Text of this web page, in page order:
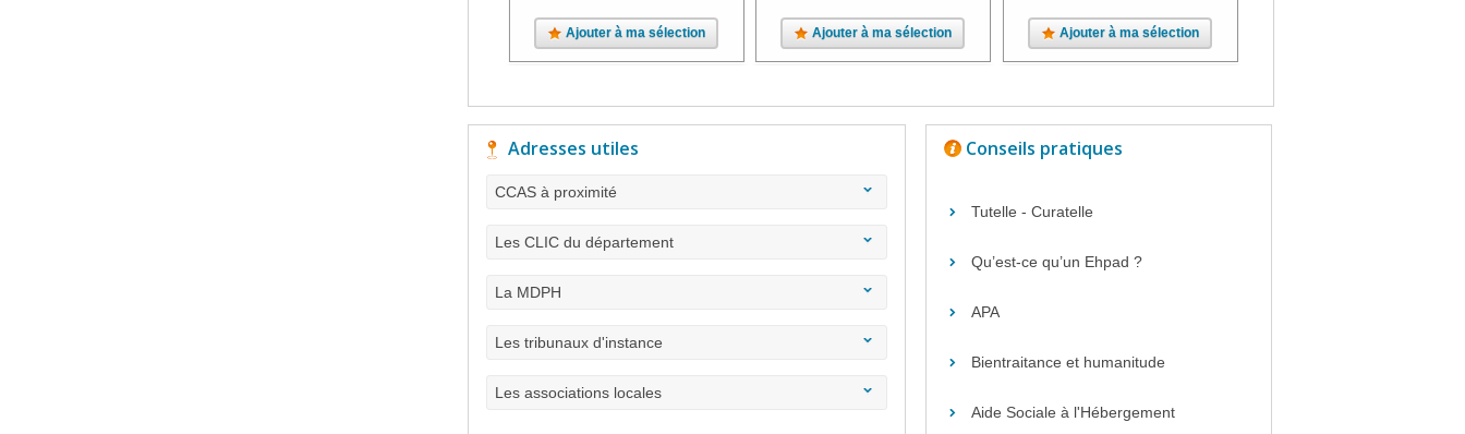
Ajouter à ma sélection Ajouter à ma sélection Ajouter à ma sélection
Adresses utiles
CCAS à proximité
Les CLIC du département
La MDPH
Les tribunaux d'instance
Les associations locales
Conseils pratiques
Tutelle - Curatelle
Qu’est-ce qu’un Ehpad ?
APA
Bientraitance et humanitude
Aide Sociale à l'Hébergement